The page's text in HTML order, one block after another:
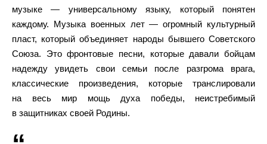
музыке — универсальному языку, который понятен
каждому. Музыка военных лет — огромный культурный
пласт, который объединяет народы бывшего Советского
Союза. Это фронтовые песни, которые давали бойцам
надежду увидеть свои семьи после разгрома врага,
классические произведения, которые транслировали
на весь мир мощь духа победы, неистребимый
в защитниках своей Родины.